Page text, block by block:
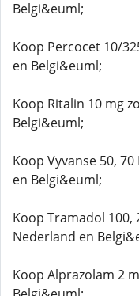
Belgi&euml;
Koop Percocet 10/
en Belgi&euml;
Koop Ritalin 10 mg
Belgi&euml;
Koop Vyvanse 50,
en Belgi&euml;
Koop Tramadol 100,
Nederland en
Koop Alprazolam 2